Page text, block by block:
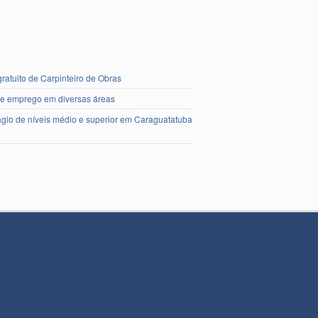
de Carpinteiro de Obras
emprego em diversas áreas
de níveis médio e superior em Caraguatatuba